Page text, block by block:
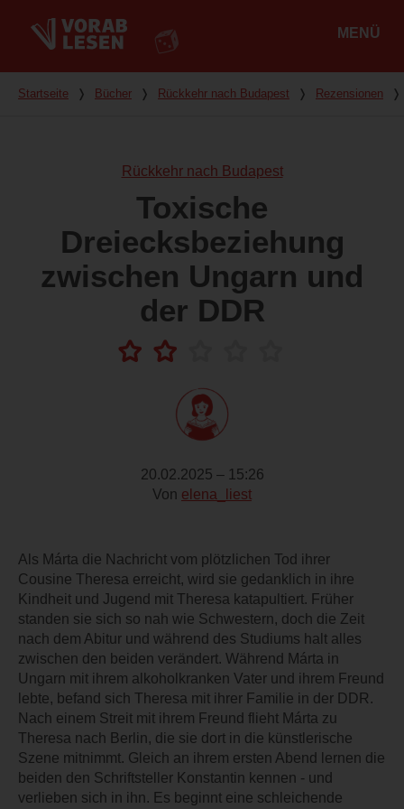
MENÜ
Du bist hier
Startseite ❭ Bücher ❭ Rückkehr nach Budapest ❭ Rezensionen ❭
Rückkehr nach Budapest
Toxische
Dreiecksbeziehung
zwischen Ungarn und
der DDR
20.02.2025 – 15:26
Von elena_liest
Als Márta die Nachricht vom plötzlichen Tod ihrer
Cousine Theresa erreicht, wird sie gedanklich in ihre
Kindheit und Jugend mit Theresa katapultiert. Früher
standen sie sich so nah wie Schwestern, doch die Zeit
nach dem Abitur und während des Studiums halt alles
zwischen den beiden verändert. Während Márta in
Ungarn mit ihrem alkoholkranken Vater und ihrem Freund
lebte, befand sich Theresa mit ihrer Familie in der DDR.
Nach einem Streit mit ihrem Freund flieht Márta zu
Theresa nach Berlin, die sie dort in die künstlerische
Szene mitnimmt. Gleich an ihrem ersten Abend lernen die
beiden den Schriftsteller Konstantin kennen - und
verlieben sich in ihn. Es beginnt eine schleichende